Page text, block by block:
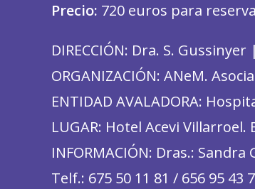
Precio: 720 euros para
DIRECCIÓN: Dra. S.
ORGANIZACIÓN: ANeM.
ENTIDAD AVALADORA:
LUGAR: Hotel Acevi Villarroel.
INFORMACIÓN: Dras.:
Telf.: 675 50 11 81 / 656 95 43